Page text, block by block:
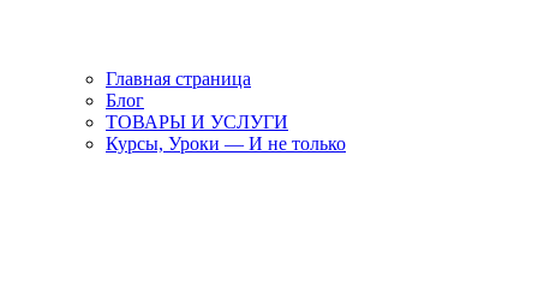
Главная страница
Блог
ТОВАРЫ И УСЛУГИ
Курсы, Уроки — И не только